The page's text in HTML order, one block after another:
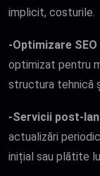
implicit, costurile.
-Optimizare
optimizat pentru
structura tehnică
-Servicii post-
actualizări
inițial sau plătite